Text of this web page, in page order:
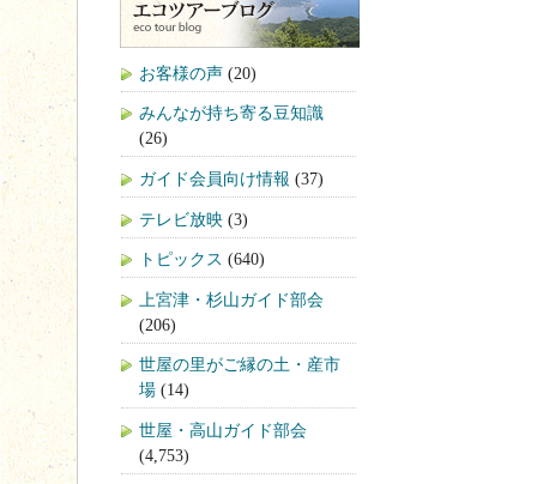
お客様の声 (20)
みんなが持ち寄る豆知識
(26)
ガイド会員向け情報 (37)
テレビ放映 (3)
トピックス (640)
上宮津・杉山ガイド部会
(206)
世屋の里がご縁の土・産市
場 (14)
世屋・高山ガイド部会
(4,753)